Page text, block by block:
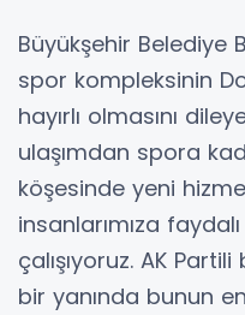
Büyükşehir Belediye
spor kompleksinin
hayırlı olmasını
ulaşımdan spora
köşesinde yeni
insanlarımıza
çalışıyoruz. AK
bir yanında bunun